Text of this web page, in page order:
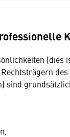
(dies
des
sind